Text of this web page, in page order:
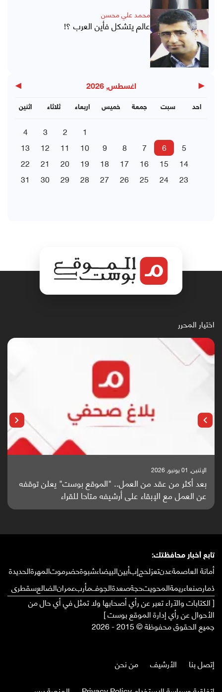
محمد علي محسن
عالم يتشكل فأين العرب ؟!
◀ اغسطس, 2026 ▶
اثنين ثلاثاء اربعاء خميس جمعة سبت احد
1
2
3
4
5
6
7
8
9
10
11
12
13
14
15
16
17
18
19
20
21
22
23
24
25
26
27
28
29
30
31
اختيار المحرر
الإثنين, 25 مايو, 2026
باحثون من اليمن يدخلون سباق أبحاث ألزهايمر بدراسة
واعدة منشورة عالميا (ترجمة)
تابع أخبار محافظتك:
أمانة العاصمةعدنتعزلحجإبأبينالبيضاءشبوةحضرموتالمهرةالحديدة
ذمارصنعاءريمةالمحويتحجةصعدةالجوفمأربعمرانالضالعسقطرى
[ الكتابات والآراء تعبر عن رأي أصحابها ولا تمثل في أي حال من
الأحوال عن رأي إدارة الموقع بوست ]
جميع الحقوق محفوظة © 2015 - 2026
إتصل بنا الأرشيف
من نحن